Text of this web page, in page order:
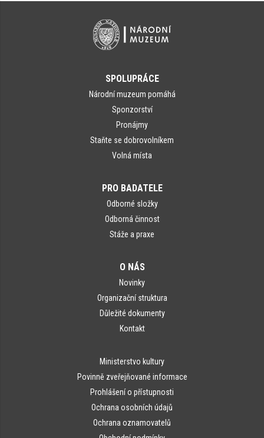
SPOLUPRÁCE
Národní muzeum pomáhá
Sponzorství
Pronájmy
Staňte se dobrovolníkem
Volná místa
PRO BADATELE
Odborné složky
Odborná činnost
Stáže a praxe
O NÁS
Novinky
Organizační struktura
Důležité dokumenty
Kontakt
Ministerstvo kultury
Povinně zveřejňované informace
Prohlášení o přístupnosti
Ochrana osobních údajů
Ochrana oznamovatelů